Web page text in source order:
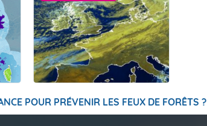
POUR PRÉVENIR LES FEUX DE FORÊTS ?